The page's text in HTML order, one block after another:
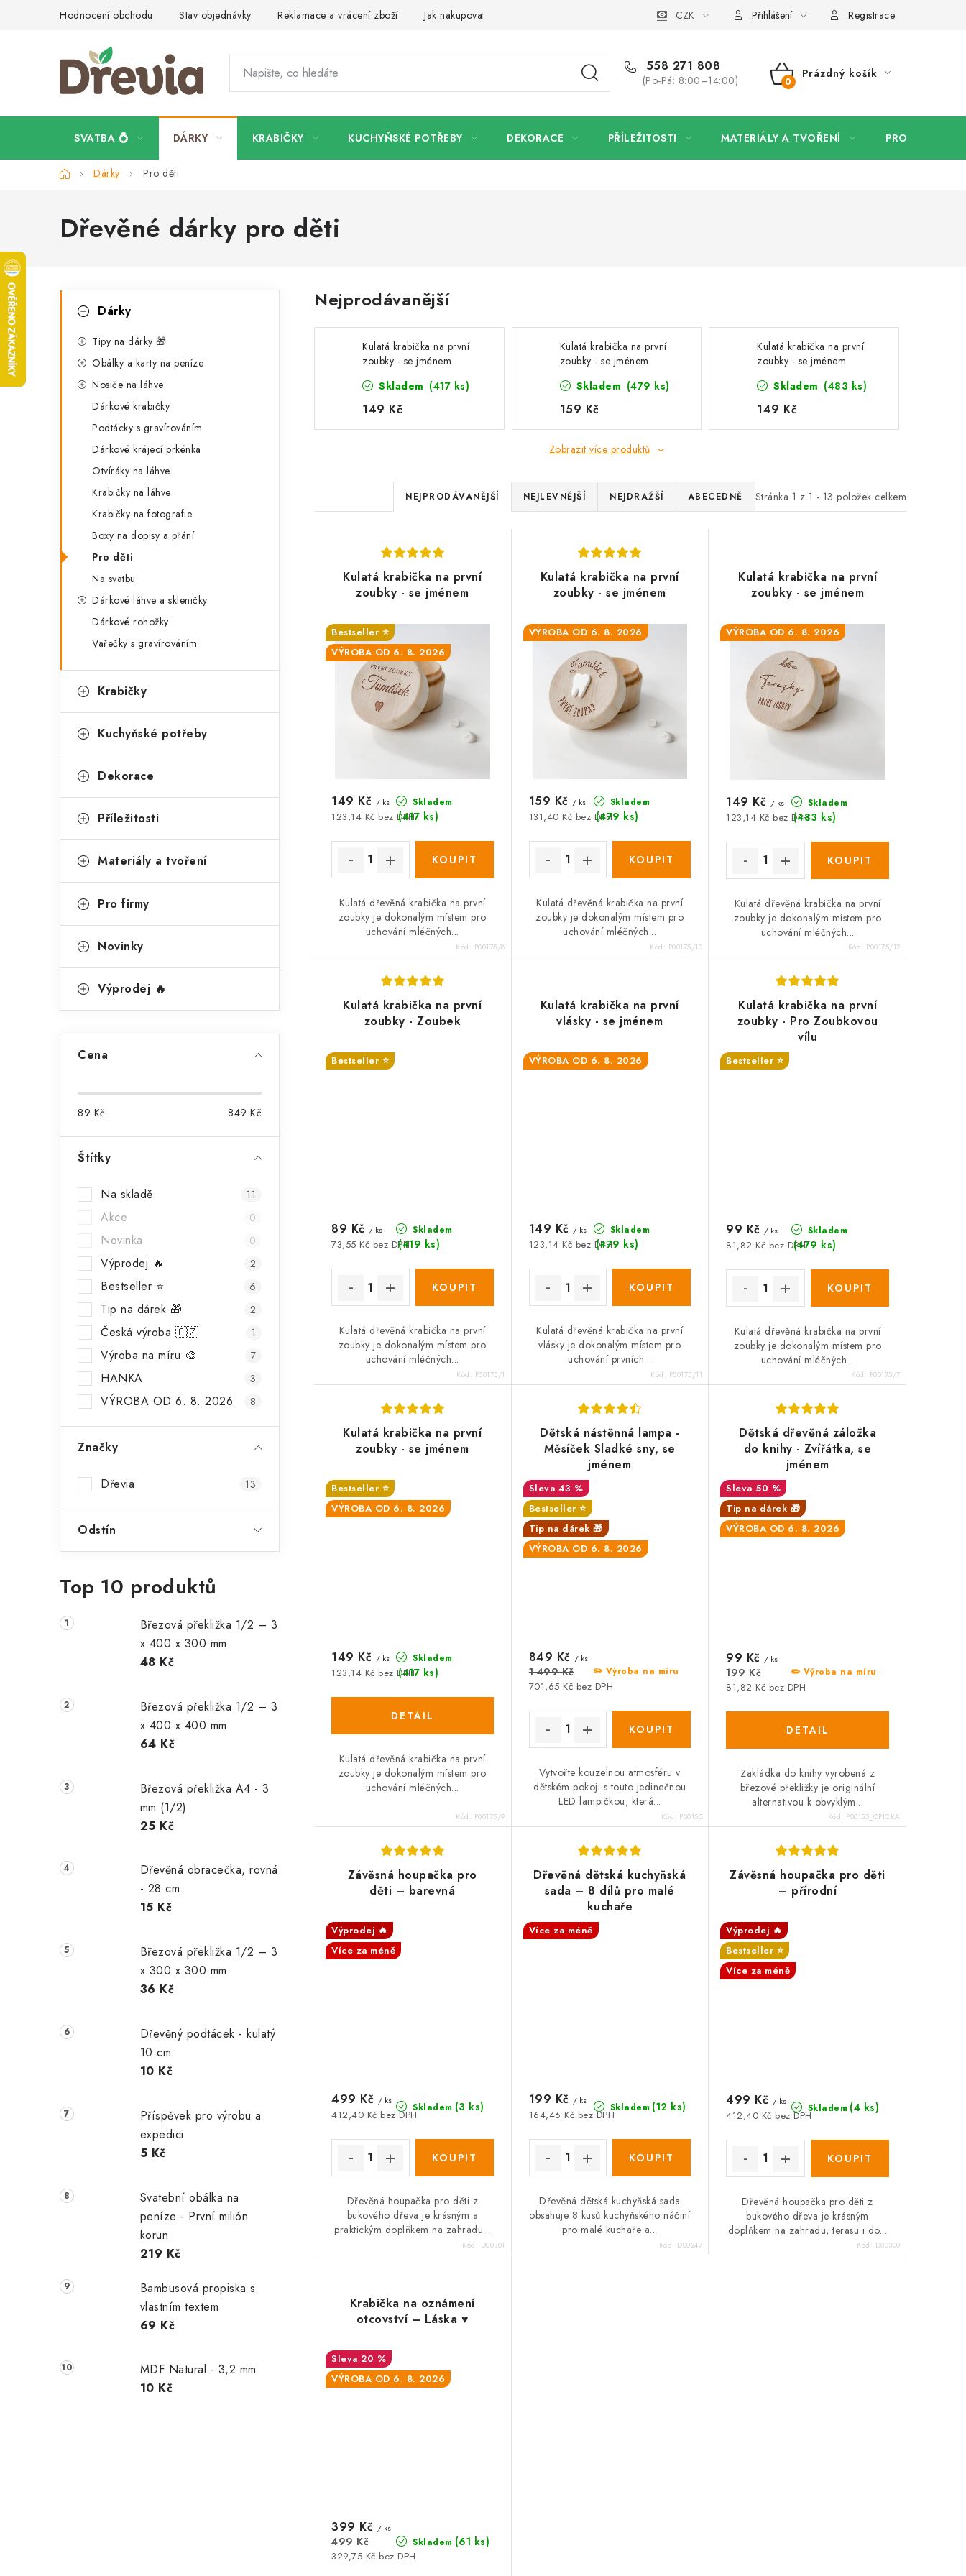
Hodnocení obchodu Stav objednávky Reklamace a vrácení zboží Jak nakupovat Pro firmy Velkoobchod Kontakt
CZK Přihlášení Registrace
558 271 808
(Po-Pá: 8:00–14:00)
NÁKUPNÍ
Prázdný košík
SVATBA 💍 DÁRKY KRABIČKY KUCHYŇSKÉ POTŘEBY DEKORACE PŘÍLEŽITOSTI MATERIÁLY A TVOŘENÍ PRO FIRMY
DomůDárky Pro děti
Dřevěné dárky pro děti
p
kategorieDárky
Tipy na dárky 🎁
Obálky a karty na peníze
Nosiče na láhve
Dárkové krabičky
Podtácky s gravírováním
Dárkové krájecí prkénka
Otvíráky na láhve
Krabičky na láhve
Krabičky na fotografie
Boxy na dopisy a přání
Pro děti
Na svatbu
Dárkové láhve a skleničky
Dárkové rohožky
Vařečky s gravírováním
Krabičky
Kuchyňské potřeby
Dekorace
Příležitosti
Materiály a tvoření
Pro firmy
Novinky
Výprodej 🔥
Cena
89 Kč 849 Kč
Štítky
Na skladě 11
Akce 0
Novinka 0
Výprodej 🔥 2
Bestseller ⭐️ 6
Tip na dárek 🎁 2
Česká výroba 🇨🇿 1
Výroba na míru 🎨 7
HANKA 3
VÝROBA OD 6. 8. 2026 8
Značky
Dřevia 13
Odstín
Top 10 produktů
Březová překližka 1/2 – 3
x 400 x 300 mm
48 Kč
Březová překližka 1/2 – 3
x 400 x 400 mm
64 Kč
Březová překližka A4 - 3
mm (1/2)
25 Kč
Dřevěná obracečka, rovná
- 28 cm
15 Kč
Březová překližka 1/2 – 3
x 300 x 300 mm
36 Kč
Dřevěný podtácek - kulatý
10 cm
10 Kč
Příspěvek pro výrobu a
expedici
5 Kč
Svatební obálka na
peníze - První milión
korun
219 Kč
Bambusová propiska s
vlastním textem
69 Kč
MDF Natural - 3,2 mm
10 Kč
Nejprodávanější
Kulatá krabička na první
zoubky - se jménem
Skladem (417 ks)
149 Kč
Kulatá krabička na první
zoubky - se jménem
Skladem (479 ks)
159 Kč
Kulatá krabička na první
zoubky - se jménem
Skladem (483 ks)
149 Kč
Zobrazit více produktů
Stránka 1 z 1 - 13 položek celkem
Ř
a
z
e
n
í
p
r
o
d
k
t
ů
NEJPRODÁVANĚJŠÍ NEJLEVNĚJŠÍ NEJDRAŽŠÍ ABECEDNĚ
Kulatá krabička na první
zoubky - se jménem
Bestseller ⭐️
VÝROBA OD 6. 8. 2026
Skladem
(417 ks)
123,14 Kč bez DPH
149 Kč / ks
Kulatá dřevěná krabička na první
zoubky je dokonalým místem pro
uchování mléčných...
Kód: P00175/8
Kulatá krabička na první
zoubky - se jménem
VÝROBA OD 6. 8. 2026
Skladem
(479 ks)
131,40 Kč bez DPH
159 Kč / ks
Kulatá dřevěná krabička na první
zoubky je dokonalým místem pro
uchování mléčných...
Kód: P00175/10
Kulatá krabička na první
zoubky - se jménem
VÝROBA OD 6. 8. 2026
Skladem
(483 ks)
123,14 Kč bez DPH
149 Kč / ks
Kulatá dřevěná krabička na první
zoubky je dokonalým místem pro
uchování mléčných...
Kód: P00175/12
Kulatá krabička na první
zoubky - Zoubek
Bestseller ⭐️
Skladem
(419 ks)
73,55 Kč bez DPH
89 Kč / ks
Kulatá dřevěná krabička na první
zoubky je dokonalým místem pro
uchování mléčných...
Kód: P00175/1
Kulatá krabička na první
vlásky - se jménem
VÝROBA OD 6. 8. 2026
Skladem
(479 ks)
123,14 Kč bez DPH
149 Kč / ks
Kulatá dřevěná krabička na první
vlásky je dokonalým místem pro
uchování prvních...
Kód: P00175/11
Kulatá krabička na první
zoubky - Pro Zoubkovou
vílu
Bestseller ⭐️
Skladem
(479 ks)
81,82 Kč bez DPH
99 Kč / ks
Kulatá dřevěná krabička na první
zoubky je dokonalým místem pro
uchování mléčných...
Kód: P00175/7
Kulatá krabička na první
zoubky - se jménem
Bestseller ⭐️
VÝROBA OD 6. 8. 2026
Skladem
(417 ks)
123,14 Kč bez DPH
149 Kč / ks
Kulatá dřevěná krabička na první
zoubky je dokonalým místem pro
uchování mléčných...
Kód: P00175/9
Dětská nástěnná lampa -
Měsíček Sladké sny, se
jménem
43 %
Bestseller ⭐️
Tip na dárek 🎁
VÝROBA OD 6. 8. 2026
✏️ Výroba na míru
701,65 Kč bez DPH
849 Kč / ks
1 499 Kč
Vytvořte kouzelnou atmosféru v
dětském pokoji s touto jedinečnou
LED lampičkou, která...
Kód: P00155
Dětská dřevěná záložka
do knihy - Zvířátka, se
jménem
50 %
Tip na dárek 🎁
VÝROBA OD 6. 8. 2026
✏️ Výroba na míru
81,82 Kč bez DPH
99 Kč / ks
199 Kč
Zakládka do knihy vyrobená z
březové překližky je originální
alternativou k obvyklým...
Kód: P00155_OPICKA
Závěsná houpačka pro
děti – barevná
Výprodej 🔥
Více za méně
Skladem (3 ks)
412,40 Kč bez DPH
499 Kč / ks
Dřevěná houpačka pro děti z
bukového dřeva je krásným a
praktickým doplňkem na zahradu...
Kód: D00301
Dřevěná dětská kuchyňská
sada – 8 dílů pro malé
kuchaře
Více za méně
Skladem (12 ks)
164,46 Kč bez DPH
199 Kč / ks
Dřevěná dětská kuchyňská sada
obsahuje 8 kusů kuchyňského náčiní
pro malé kuchaře a...
Kód: D00247
Závěsná houpačka pro děti
– přírodní
Výprodej 🔥
Bestseller ⭐️
Více za méně
Skladem (4 ks)
412,40 Kč bez DPH
499 Kč / ks
Dřevěná houpačka pro děti z
bukového dřeva je krásným
doplňkem na zahradu, terasu i do...
Kód: D00300
Krabička na oznámení
otcovství – Láska ♥️
20 %
VÝROBA OD 6. 8. 2026
Skladem (61 ks)
329,75 Kč bez DPH
399 Kč / ks
499 Kč